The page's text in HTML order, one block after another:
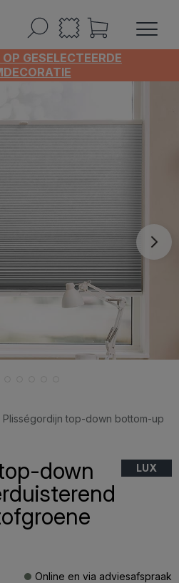
GESELECTEERDE
Plisségordijn top-down bottom-up
down
LUX
Online en via adviesafspraak